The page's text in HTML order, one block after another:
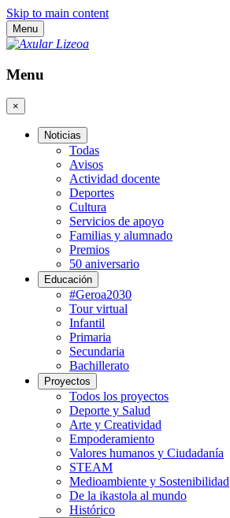
Skip to main content
Menu
Menu
×
Noticias
Todas
Avisos
Actividad docente
Deportes
Cultura
Servicios de apoyo
Familias y alumnado
Premios
50 aniversario
Educación
#Geroa2030
Tour virtual
Infantil
Primaria
Secundaria
Bachillerato
Proyectos
Todos los proyectos
Deporte y Salud
Arte y Creatividad
Empoderamiento
Valores humanos y Ciudadanía
STEAM
Medioambiente y Sostenibilidad
De la ikastola al mundo
Histórico